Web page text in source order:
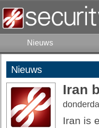
Nieuws
Nieuws
Iran
Iran is